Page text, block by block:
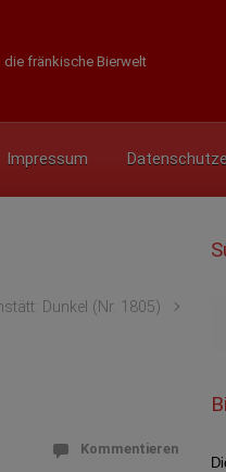
die fränkische Bierwelt
Impressum
Dunkel (Nr. 1805)
Kommentieren